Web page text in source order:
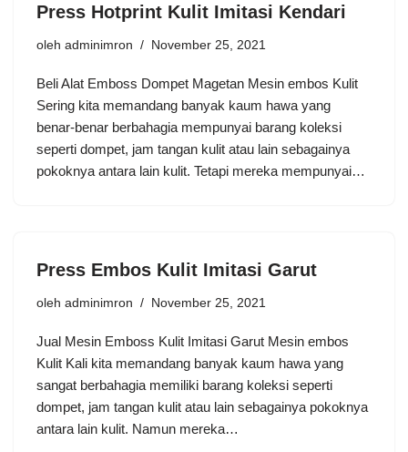
Press Hotprint Kulit Imitasi Kendari
oleh adminimron November 25, 2021
Beli Alat Emboss Dompet Magetan Mesin embos Kulit
Sering kita memandang banyak kaum hawa yang
benar-benar berbahagia mempunyai barang koleksi
seperti dompet, jam tangan kulit atau lain sebagainya
pokoknya antara lain kulit. Tetapi mereka mempunyai…
Press Embos Kulit Imitasi Garut
oleh adminimron November 25, 2021
Jual Mesin Emboss Kulit Imitasi Garut Mesin embos
Kulit Kali kita memandang banyak kaum hawa yang
sangat berbahagia memiliki barang koleksi seperti
dompet, jam tangan kulit atau lain sebagainya pokoknya
antara lain kulit. Namun mereka…